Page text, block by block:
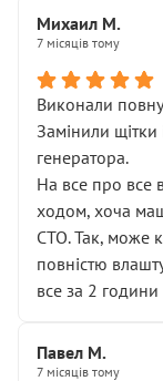
Михаил М.
7 місяців тому
Виконали повну
Замінили щітки
генератора.
На все про все
ходом, хоча
СТО. Так, може
повністю
все за 2
Павел М.
7 місяців тому